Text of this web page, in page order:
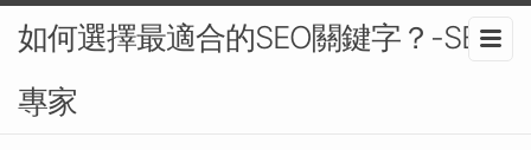
如何選擇最適合的SEO關鍵字？-SEO
專家